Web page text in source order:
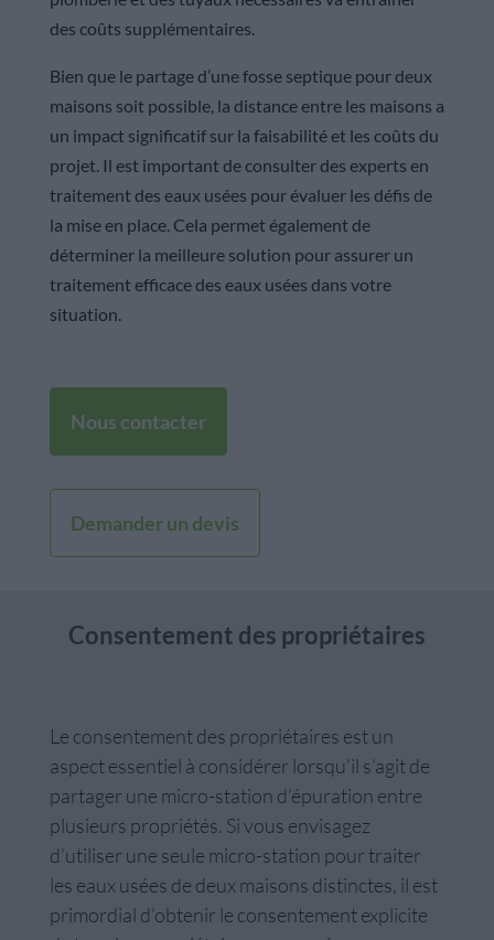
des coûts supplémentaires.
Bien que le partage d’une fosse septique pour deux
maisons soit possible, la distance entre les maisons a
un impact significatif sur la faisabilité et les coûts du
projet. Il est important de consulter des experts en
traitement des eaux usées pour évaluer les défis de
la mise en place. Cela permet également de
déterminer la meilleure solution pour assurer un
traitement efficace des eaux usées dans votre
situation.
Nous contacter
Demander un devis
Consentement des propriétaires
Le consentement des propriétaires est un
aspect essentiel à considérer lorsqu’il s’agit de
partager une micro-station d’épuration entre
plusieurs propriétés. Si vous envisagez
d’utiliser une seule micro-station pour traiter
les eaux usées de deux maisons distinctes, il est
primordial d’obtenir le consentement explicite